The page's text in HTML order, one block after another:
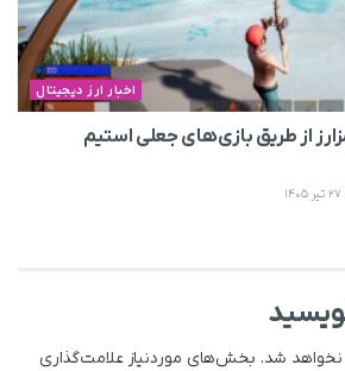
اخبار ارز دیجیتال
از طریق بازی‌های جعلی استیم
شد. بخش‌های موردنیاز علامت‌گذاری